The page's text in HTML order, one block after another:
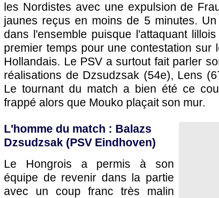
les Nordistes avec une expulsion de
jaunes reçus en moins de 5 minutes.
dans l'ensemble puisque l'attaquant
premier temps pour une contestation sur
Hollandais. Le PSV a surtout fait parler
réalisations de Dzsudzsak (54e), Lens
Le tournant du match a bien été ce
frappé alors que Mouko plaçait son mur.
L'homme du match : Balazs
Dzsudzsak (PSV Eindhoven)
Le Hongrois a permis à son
équipe de revenir dans la partie
avec un coup franc très malin